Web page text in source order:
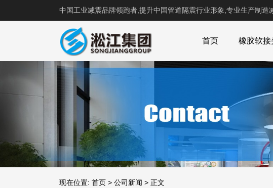
中国工业减震品牌领跑者,提升中国管道隔震行业形象,专业生产制造
首页 橡胶软接
现在位置: 首页 > 公司新闻 > 正文